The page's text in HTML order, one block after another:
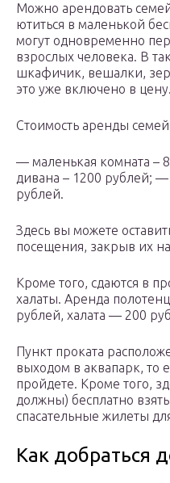
Можно арендовать
ютиться в маленькой
могут одновременно
взрослых человека. В
шкафичик, вешалки,
это уже включено в цену.
Стоимость аренды
— маленькая комната –
дивана – 1200 рублей;
рублей.
Здесь вы можете
посещения, закрыв их
Кроме того, сдаются в
халаты. Аренда
рублей, халата — 200
Пункт проката
выходом в аквапарк, то
пройдете. Кроме того,
должны) бесплатно
спасательные жилеты
Как добраться